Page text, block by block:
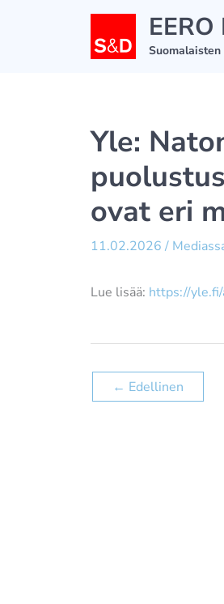
Suomalaisten
Yle:
ovat eri
11.02.2026 /
Lue lisää: https://
← Edellinen